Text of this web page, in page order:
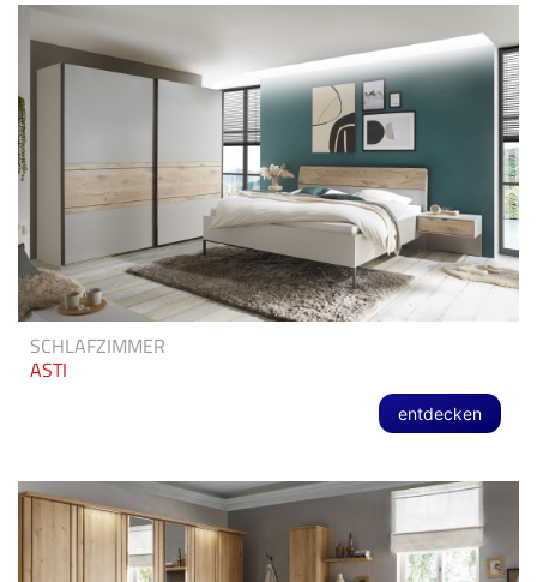
SCHLAFZIMMER
ASTI
entdecken